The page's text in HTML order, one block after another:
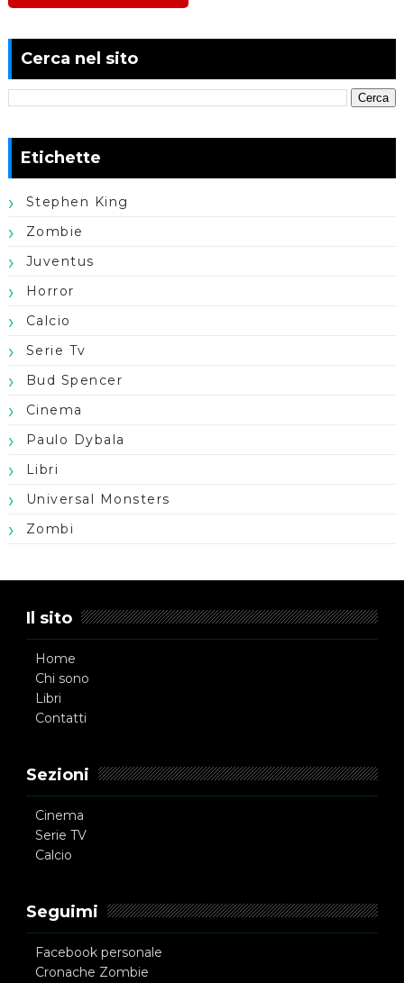
Cerca nel sito
Etichette
Stephen King
Zombie
Juventus
Horror
Calcio
Serie Tv
Bud Spencer
Cinema
Paulo Dybala
Libri
Universal Monsters
Zombi
Il sito
Home
Chi sono
Libri
Contatti
Sezioni
Cinema
Serie TV
Calcio
Seguimi
Facebook personale
Cronache Zombie